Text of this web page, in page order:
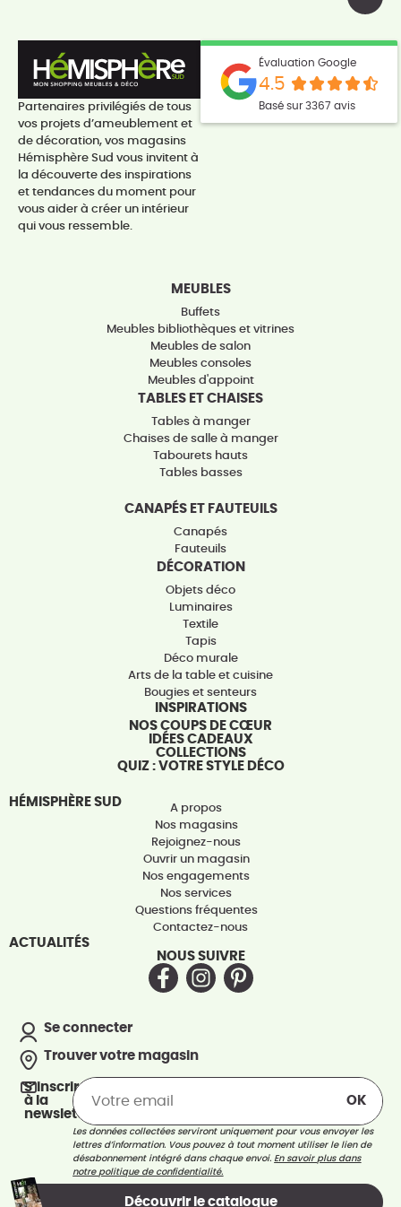
Partenaires privilégiés de tous
vos projets d’ameublement et
de décoration, vos magasins
Hémisphère Sud vous invitent à
la découverte des inspirations
et tendances du moment pour
vous aider à créer un intérieur
qui vous ressemble.
Évaluation Google
4.5
Basé sur 3367 avis
MEUBLES
Buffets
Meubles bibliothèques et vitrines
Meubles de salon
Meubles consoles
Meubles d'appoint
TABLES ET CHAISES
Tables à manger
Chaises de salle à manger
Tabourets hauts
Tables basses
CANAPÉS ET FAUTEUILS
Canapés
Fauteuils
DÉCORATION
Objets déco
Luminaires
Textile
Tapis
Déco murale
Arts de la table et cuisine
Bougies et senteurs
INSPIRATIONS
NOS COUPS DE CŒUR
IDÉES CADEAUX
COLLECTIONS
QUIZ : VOTRE STYLE DÉCO
HÉMISPHÈRE SUD
A propos
Nos magasins
Rejoignez-nous
Ouvrir un magasin
Nos engagements
Nos services
Questions fréquentes
Contactez-nous
ACTUALITÉS
NOUS SUIVRE
Se connecter
Trouver votre magasin
S’inscrire
à la
newsletter
Les données collectées serviront uniquement pour vous envoyer les
lettres d’information. Vous pouvez à tout moment utiliser le lien de
désabonnement intégré dans chaque envoi. En savoir plus dans
notre politique de confidentialité.
Découvrir le catalogue